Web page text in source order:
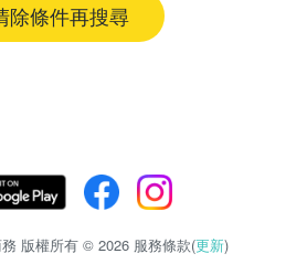
除條件再搜尋
版權所有 © 2026 服務條款(更新)